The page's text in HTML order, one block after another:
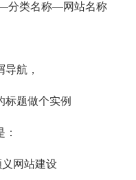
分类名称—网站名称
航，
标题做个实例
网站建设